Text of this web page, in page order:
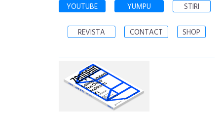
YOUTUBE YUMPU STIRI
REVISTA CONTACT SHOP